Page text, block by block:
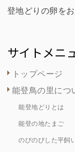
登地どりの卵を
サイトメニ
トップページ
能登鳥の里につ
能登地どりとは
能登の地たまご
のびのびした平飼